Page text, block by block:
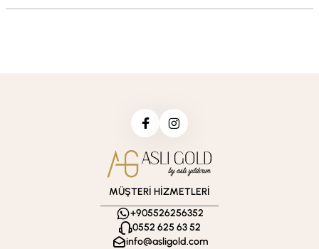
MÜŞTERİ HİZMETLERİ
+905526256352
0552 625 63 52
info@asligold.com